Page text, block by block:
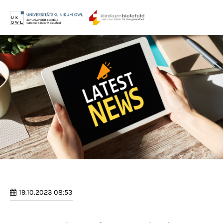
Login
Benutzername
Passwort
Anmelden
19.10.2023 08:53